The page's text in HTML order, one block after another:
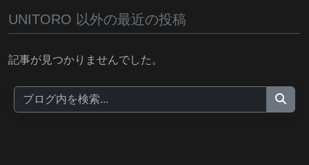
UNITORO 以外の最近の投稿
記事が見つかりませんでした。